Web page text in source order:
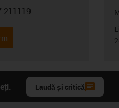
211119
Laudă și critică